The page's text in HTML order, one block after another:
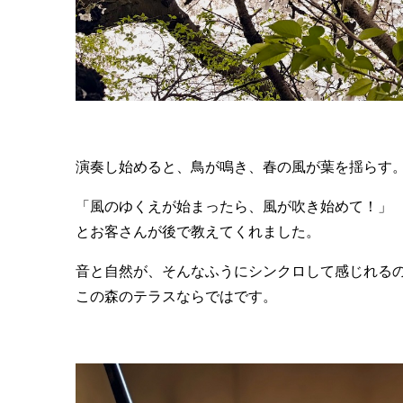
演奏し始めると、鳥が鳴き、春の風が葉を揺らす
「風のゆくえが始まったら、風が吹き始めて！」
とお客さんが後で教えてくれました。
音と自然が、そんなふうにシンクロして感じれる
この森のテラスならではです。